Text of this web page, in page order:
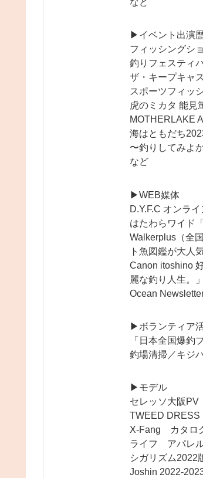
▶︎イベント出演
フィッシングシ
釣りフェスティ
ザ・キープキャ
スポーツフィッ
虎のミカタ 能見
MOTHERLAKE
海はともだち
〜釣りしてみよ
など
▶︎WEB媒体
D.Y.F.C オンラ
はたわらワイド
Walkerplus（全
ト魚図鑑が大人気
Canon itoshino
麗な釣り人生。」
Ocean
▶︎ボランティア
「日本全国爆釣
釣場清掃／キジ
▶︎モデル
セレッソ大阪PV
TWEED
X-Fang カタロ
ライフ アパレ
シガリズム
Joshin 2022-